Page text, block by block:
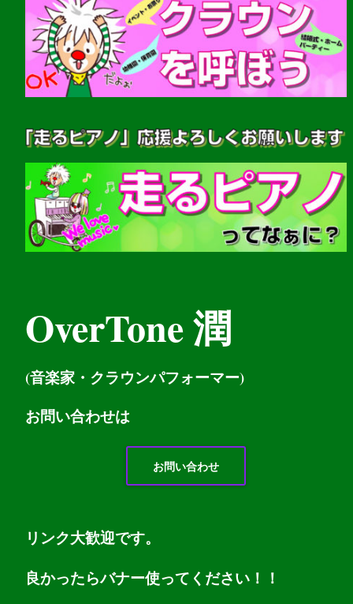
OverTone 潤
(音楽家・クラウンパフォーマー)
お問い合わせは
お問い合わせ
リンク大歓迎です。
良かったらバナー使ってください！！